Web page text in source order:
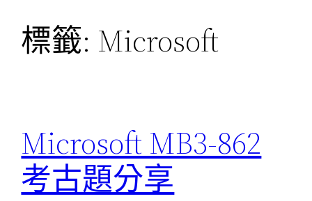
標籤: Microsoft
Microsoft MB3-862
考古題分享